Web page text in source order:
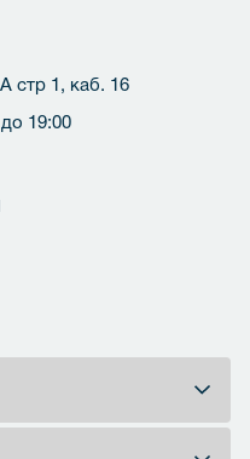
стр 1, каб. 16
19:00